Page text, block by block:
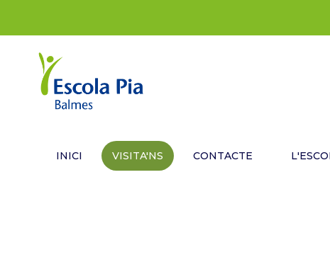
INICI VISITA'NS CONTACTE